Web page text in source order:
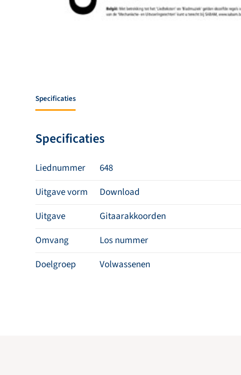
Specificaties
Specificaties
Liednummer
648
Uitgave vorm
Download
Uitgave
Gitaarakkoorden
Omvang
Los nummer
Doelgroep
Volwassenen